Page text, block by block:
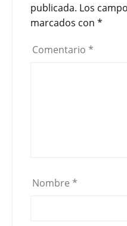
publicada. Los
marcados con *
Comentario *
Nombre *